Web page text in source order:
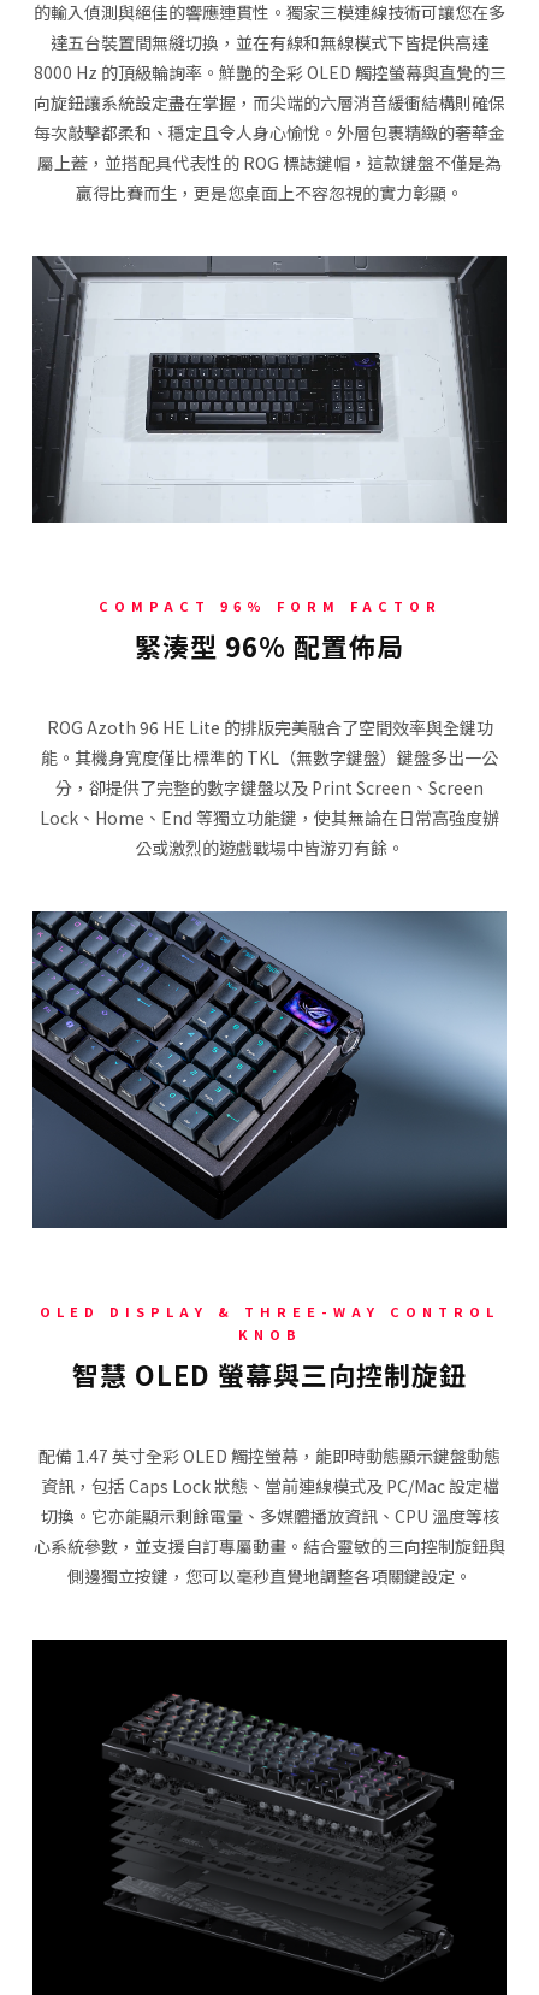
的輸入偵測與絕佳的響應連貫性。獨家三模連線技術可讓您在多
達五台裝置間無縫切換，並在有線和無線模式下皆提供高達
8000 Hz 的頂級輪詢率。鮮艷的全彩 OLED 觸控螢幕與直覺的三
向旋鈕讓系統設定盡在掌握，而尖端的六層消音緩衝結構則確保
每次敲擊都柔和、穩定且令人身心愉悅。外層包裹精緻的奢華金
屬上蓋，並搭配具代表性的 ROG 標誌鍵帽，這款鍵盤不僅是為
贏得比賽而生，更是您桌面上不容忽視的實力彰顯。
COMPACT 96% FORM FACTOR
緊湊型 96% 配置佈局
ROG Azoth 96 HE Lite 的排版完美融合了空間效率與全鍵功
能。其機身寬度僅比標準的 TKL（無數字鍵盤）鍵盤多出一公
分，卻提供了完整的數字鍵盤以及 Print Screen、Screen
Lock、Home、End 等獨立功能鍵，使其無論在日常高強度辦
公或激烈的遊戲戰場中皆游刃有餘。
OLED DISPLAY & THREE-WAY CONTROL
KNOB
智慧 OLED 螢幕與三向控制旋鈕
配備 1.47 英寸全彩 OLED 觸控螢幕，能即時動態顯示鍵盤動態
資訊，包括 Caps Lock 狀態、當前連線模式及 PC/Mac 設定檔
切換。它亦能顯示剩餘電量、多媒體播放資訊、CPU 溫度等核
心系統參數，並支援自訂專屬動畫。結合靈敏的三向控制旋鈕與
側邊獨立按鍵，您可以毫秒直覺地調整各項關鍵設定。